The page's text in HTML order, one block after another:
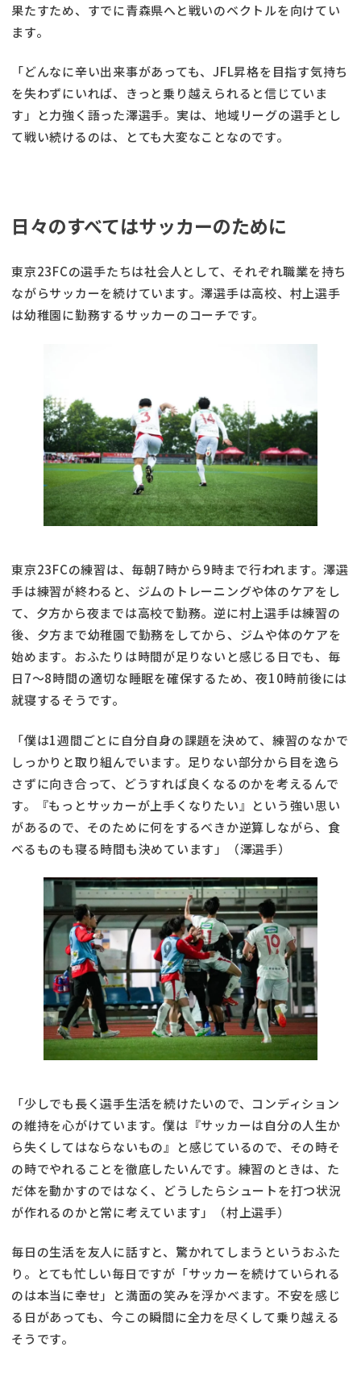
果たすため、すでに青森県へと戦いのベクトルを向けてい
ます。
「どんなに辛い出来事があっても、JFL昇格を目指す気持ち
を失わずにいれば、きっと乗り越えられると信じていま
す」と力強く語った澤選手。実は、地域リーグの選手とし
て戦い続けるのは、とても大変なことなのです。
日々のすべてはサッカーのために
東京23FCの選手たちは社会人として、それぞれ職業を持ち
ながらサッカーを続けています。澤選手は高校、村上選手
は幼稚園に勤務するサッカーのコーチです。
東京23FCの練習は、毎朝7時から9時まで行われます。澤選
手は練習が終わると、ジムのトレーニングや体のケアをし
て、夕方から夜までは高校で勤務。逆に村上選手は練習の
後、夕方まで幼稚園で勤務をしてから、ジムや体のケアを
始めます。おふたりは時間が足りないと感じる日でも、毎
日7～8時間の適切な睡眠を確保するため、夜10時前後には
就寝するそうです。
「僕は1週間ごとに自分自身の課題を決めて、練習のなかで
しっかりと取り組んでいます。足りない部分から目を逸ら
さずに向き合って、どうすれば良くなるのかを考えるんで
す。『もっとサッカーが上手くなりたい』という強い思い
があるので、そのために何をするべきか逆算しながら、食
べるものも寝る時間も決めています」（澤選手）
「少しでも長く選手生活を続けたいので、コンディション
の維持を心がけています。僕は『サッカーは自分の人生か
ら失くしてはならないもの』と感じているので、その時そ
の時でやれることを徹底したいんです。練習のときは、た
だ体を動かすのではなく、どうしたらシュートを打つ状況
が作れるのかと常に考えています」（村上選手）
毎日の生活を友人に話すと、驚かれてしまうというおふた
り。とても忙しい毎日ですが「サッカーを続けていられる
のは本当に幸せ」と満面の笑みを浮かべます。不安を感じ
る日があっても、今この瞬間に全力を尽くして乗り越える
そうです。